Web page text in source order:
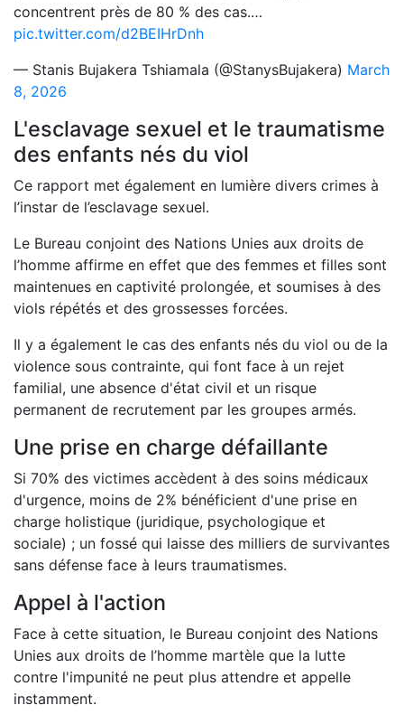
concentrent près de 80 % des cas.…
pic.twitter.com/d2BEIHrDnh
— Stanis Bujakera Tshiamala (@StanysBujakera) March
8, 2026
L'esclavage sexuel et le traumatisme
des enfants nés du viol
Ce rapport met également en lumière divers crimes à
l’instar de l’esclavage sexuel.
Le Bureau conjoint des Nations Unies aux droits de
l’homme affirme en effet que des femmes et filles sont
maintenues en captivité prolongée, et soumises à des
viols répétés et des grossesses forcées.
Il y a également le cas des enfants nés du viol ou de la
violence sous contrainte, qui font face à un rejet
familial, une absence d'état civil et un risque
permanent de recrutement par les groupes armés.
Une prise en charge défaillante
Si 70% des victimes accèdent à des soins médicaux
d'urgence, moins de 2% bénéficient d'une prise en
charge holistique (juridique, psychologique et
sociale) ; un fossé qui laisse des milliers de survivantes
sans défense face à leurs traumatismes.
Appel à l'action
Face à cette situation, le Bureau conjoint des Nations
Unies aux droits de l’homme martèle que la lutte
contre l'impunité ne peut plus attendre et appelle
instamment.